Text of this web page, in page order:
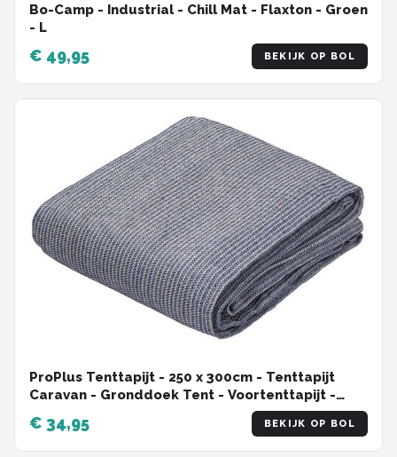
Bo-Camp - Industrial - Chill Mat - Flaxton - Groen
- L
€ 49,95 BEKIJK OP BOL
ProPlus Tenttapijt - 250 x 300cm - Tenttapijt
Caravan - Gronddoek Tent - Voortenttapijt -
Kampeertapijt - Water en Vuil Doorlatend -
Sterk materiaal - Comfort - UV-gestabiliseerd -
Geluiddempend - Blauw/wit
€ 34,95 BEKIJK OP BOL